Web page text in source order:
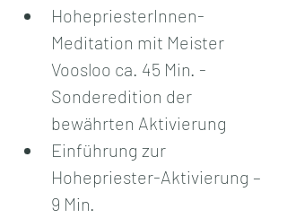
HohepriesterInnen-
Meditation mit Meister
Voosloo ca. 45 Min. -
Sonderedition der
bewährten Aktivierung
Einführung zur
Hohepriester-Aktivierung –
9 Min.